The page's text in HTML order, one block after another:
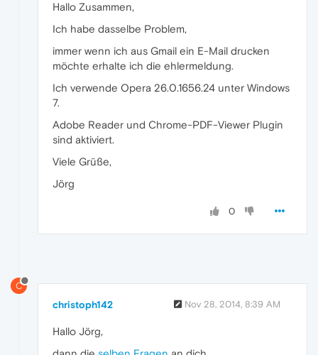
Hallo Zusammen,
Ich habe dasselbe Problem,
immer wenn ich aus Gmail ein E-Mail drucken
möchte erhalte ich die ehlermeldung.
Ich verwende Opera 26.0.1656.24 unter Windows
7.
Adobe Reader und Chrome-PDF-Viewer Plugin
sind aktiviert.
Viele Grüße,
Jörg
0
C
christoph142 Nov 28, 2014, 8:39 AM
Hallo Jörg,